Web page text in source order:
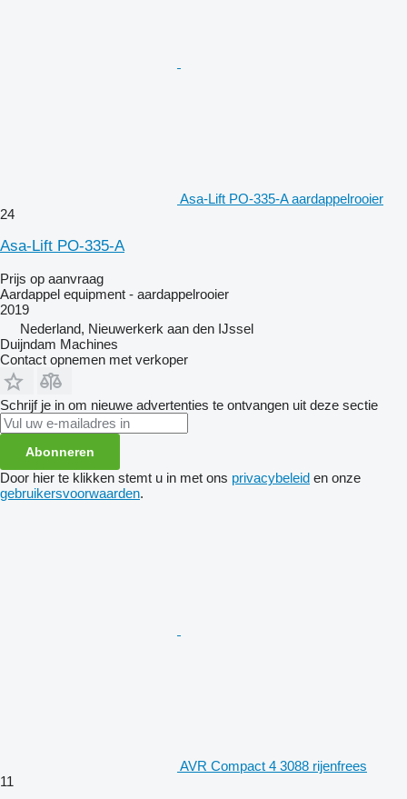
Asa-Lift PO-335-A aardappelrooier
24
Asa-Lift PO-335-A
Prijs op aanvraag
Aardappel equipment - aardappelrooier
2019
Nederland, Nieuwerkerk aan den IJssel
Duijndam Machines
Contact opnemen met verkoper
Schrijf je in om nieuwe advertenties te ontvangen uit deze sectie
Abonneren
Door hier te klikken stemt u in met ons privacybeleid en onze
gebruikersvoorwaarden.
AVR Compact 4 3088 rijenfrees
11